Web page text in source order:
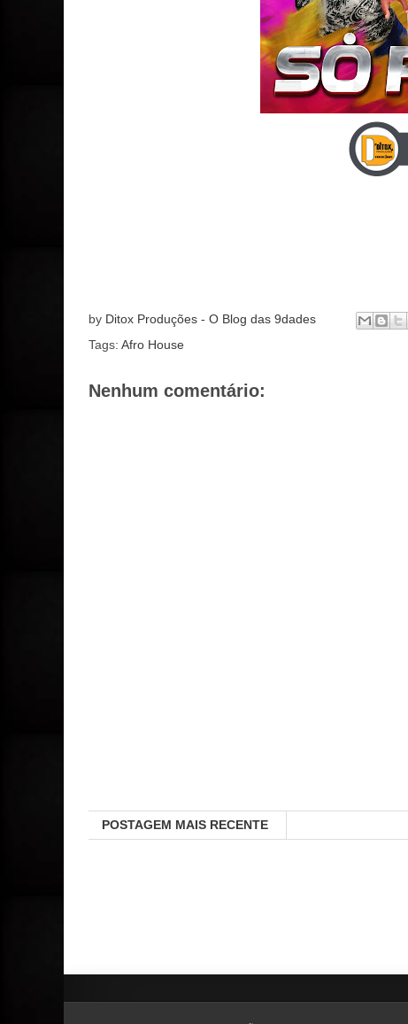
by Ditox Produções - O Blog das 9dades
Tags: Afro House
Nenhum comentário:
POSTAGEM MAIS RECENTE